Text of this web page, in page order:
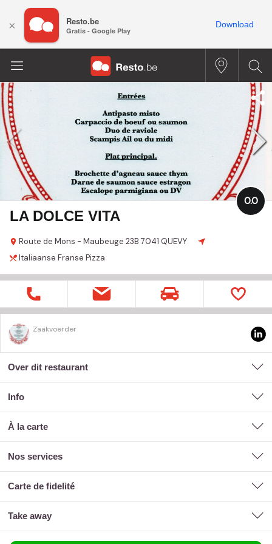
LA DOLCE VITA
Route de Mons - Maubeuge 23B 7041 QUEVY
0.0
Italiaanse Franse Pizza
Zaakvoerder
Over dit restaurant
Info
à la carte
nos services
carte de fidelité
take away
× Resto.be
Gratis - Google Play
Download